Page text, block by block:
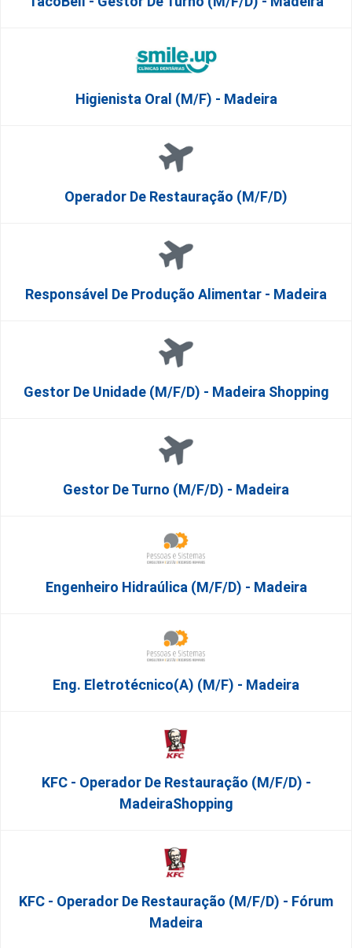
Higienista Oral (M/F) - Madeira
Operador De Restauração (m/f/d)
Responsável De Produção Alimentar - Madeira
Gestor De Unidade (m/f/d) - Madeira Shopping
Gestor De Turno (m/f/d) - Madeira
Engenheiro Hidraúlica (m/f/d) - Madeira
Eng. Eletrotécnico(a) (m/f) - Madeira
KFC - Operador De Restauração (m/f/d) -
MadeiraShopping
KFC - Operador De Restauração (m/f/d) - Fórum
Madeira